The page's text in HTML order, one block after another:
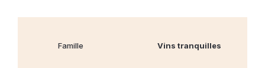
Famille Vins tranquilles